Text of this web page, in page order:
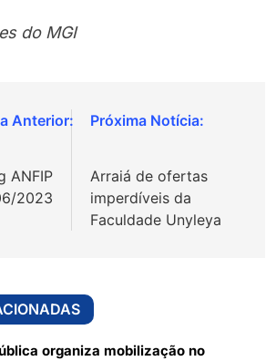
do MGI
ANFIP
2023
Arraiá de ofertas
imperdíveis da
Faculdade Unyleya
organiza mobilização no